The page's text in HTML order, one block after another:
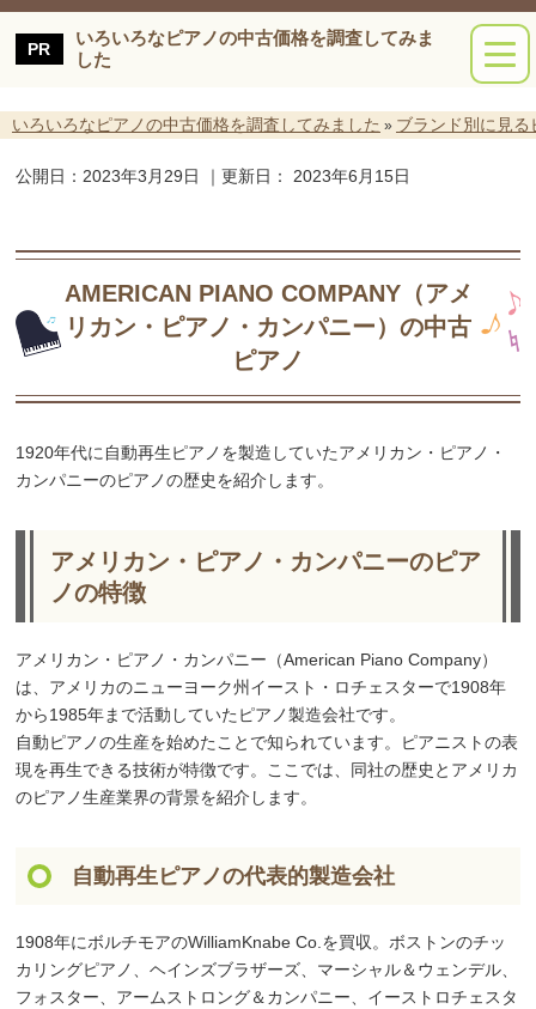
いろいろなピアノの中古価格を調査してみま
した
いろいろなピアノの中古価格を調査してみました » ブランド別に見
公開日： 2023年3月29日 ｜更新日： 2023年6月15日
AMERICAN PIANO COMPANY（アメ
リカン・ピアノ・カンパニー）の中古
ピアノ
1920年代に自動再生ピアノを製造していたアメリカン・ピアノ・
カンパニーのピアノの歴史を紹介します。
アメリカン・ピアノ・カンパニーのピア
ノの特徴
アメリカン・ピアノ・カンパニー（American Piano Company）
は、アメリカのニューヨーク州イースト・ロチェスターで1908年
から1985年まで活動していたピアノ製造会社です。
自動ピアノの生産を始めたことで知られています。ピアニストの表
現を再生できる技術が特徴です。ここでは、同社の歴史とアメリカ
のピアノ生産業界の背景を紹介します。
自動再生ピアノの代表的製造会社
1908年にボルチモアのWilliamKnabe Co.を買収。ボストンのチッ
カリングピアノ、ヘインズブラザーズ、マーシャル＆ウェンデル、
フォスター、アームストロング＆カンパニー、イーストロチェスタ